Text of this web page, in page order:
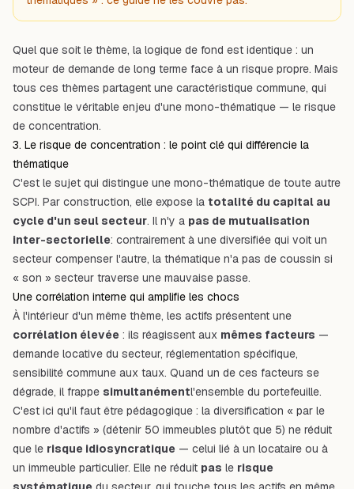
Quel que soit le thème, la logique de fond est identique : un
moteur de demande de long terme face à un risque propre. Mais
tous ces thèmes partagent une caractéristique commune, qui
constitue le véritable enjeu d'une mono-thématique — le risque
de concentration.
3. Le risque de concentration : le point clé qui différencie la
thématique
C'est le sujet qui distingue une mono-thématique de toute autre
SCPI. Par construction, elle expose la totalité du capital au
cycle d'un seul secteur. Il n'y a pas de mutualisation
inter-sectorielle: contrairement à une diversifiée qui voit un
secteur compenser l'autre, la thématique n'a pas de coussin si
« son » secteur traverse une mauvaise passe.
Une corrélation interne qui amplifie les chocs
À l'intérieur d'un même thème, les actifs présentent une
corrélation élevée : ils réagissent aux mêmes facteurs —
demande locative du secteur, réglementation spécifique,
sensibilité commune aux taux. Quand un de ces facteurs se
dégrade, il frappe simultanémentl'ensemble du portefeuille.
C'est ici qu'il faut être pédagogique : la diversification « par le
nombre d'actifs » (détenir 50 immeubles plutôt que 5) ne réduit
que le risque idiosyncratique — celui lié à un locataire ou à
un immeuble particulier. Elle ne réduit pas le risque